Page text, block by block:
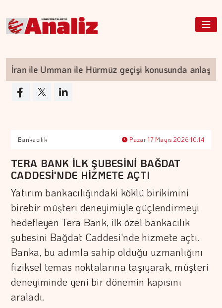
ile Umman ile Hürmüz geçişi konusunda anlaştı
Bankacılık Pazar 17 Mayıs 2026 10:14
TERA BANK İLK ŞUBESİNİ BAĞDAT
CADDESİ'NDE HİZMETE AÇTI
Yatırım bankacılığındaki köklü birikimini
birebir müşteri deneyimiyle güçlendirmeyi
hedefleyen Tera Bank, ilk özel bankacılık
şubesini Bağdat Caddesi'nde hizmete açtı.
Banka, bu adımla sahip olduğu uzmanlığını
fiziksel temas noktalarına taşıyarak, müşteri
deneyiminde yeni bir dönemin kapısını
araladı.